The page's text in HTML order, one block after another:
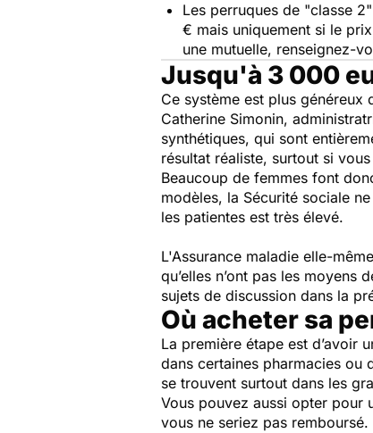
Les perruques de "classe 2"
€ mais uniquement si le
une mutuelle, renseignez-
Jusqu'à 3 000
Ce système est plus généreux
Catherine Simonin,
synthétiques, qui sont
résultat réaliste, surtout si
Beaucoup de femmes font
modèles, la Sécurité sociale
les patientes est très élevé.
L'Assurance maladie elle-
qu’elles n’ont pas les
sujets de discussion dans la
Où acheter sa
La première étape est d’avoir
dans certaines pharmacies ou
se trouvent surtout dans les
Vous pouvez aussi opter pour
vous ne seriez pas remboursé.